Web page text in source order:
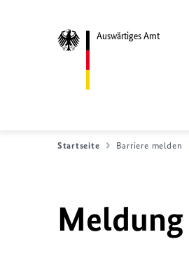
Auswärtiges Amt
Startseite Barriere melden